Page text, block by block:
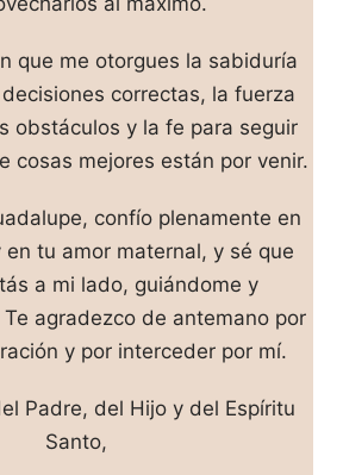
que me otorgues la sabiduría
correctas, la fuerza
obstáculos y la fe para seguir
cosas mejores están por venir.
confío plenamente en
tu amor maternal, y sé que
a mi lado, guiándome y
agradezco de antemano por
y por interceder por mí.
Padre, del Hijo y del Espíritu
Santo,